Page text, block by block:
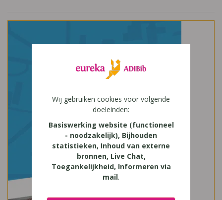
Wij gebruiken cookies voor volgende
doeleinden:
Basiswerking website (functioneel
- noodzakelijk), Bijhouden
statistieken, Inhoud van externe
bronnen, Live Chat,
Toegankelijkheid, Informeren via
mail.